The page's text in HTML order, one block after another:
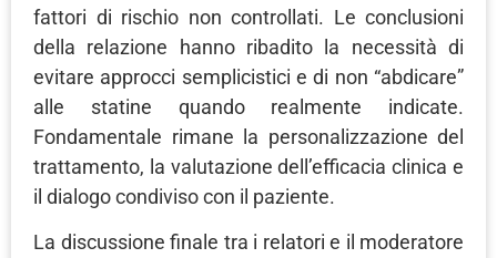
fattori di rischio non controllati. Le conclusioni
della relazione hanno ribadito la necessità di
evitare approcci semplicistici e di non “abdicare”
alle statine quando realmente indicate.
Fondamentale rimane la personalizzazione del
trattamento, la valutazione dell’efficacia clinica e
il dialogo condiviso con il paziente.
La discussione finale tra i relatori e il moderatore